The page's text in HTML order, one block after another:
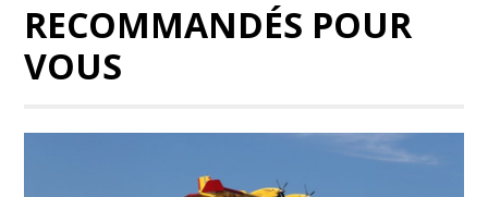
RECOMMANDÉS POUR
VOUS